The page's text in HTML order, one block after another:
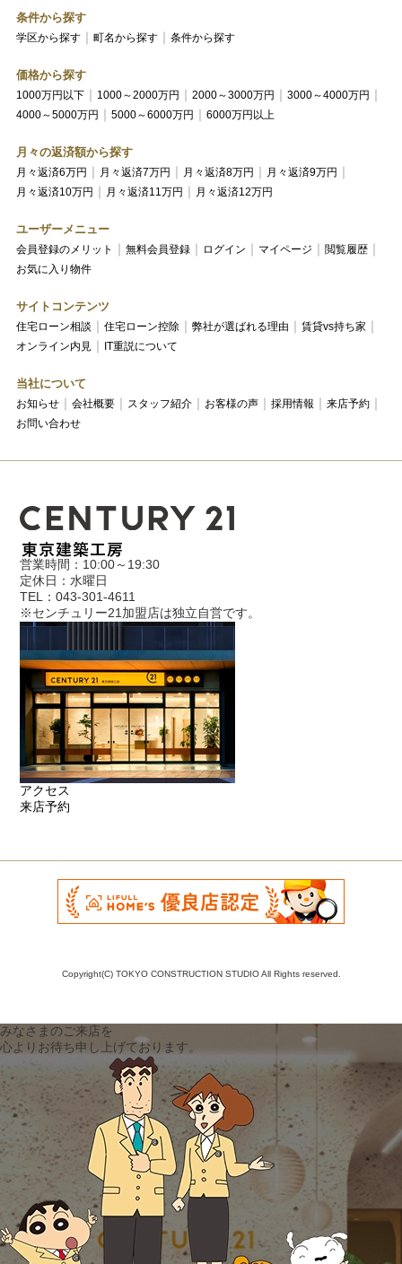
条件から探す
学区から探す 町名から探す 条件から探す
価格から探す
1000万円以下 1000～2000万円 2000～3000万円
3000～4000万円
4000～5000万円
5000～6000万円 6000万円以上
月々の返済額から探す
月々返済6万円 月々返済7万円 月々返済8万円
月々返済9万円
月々返済10万円
月々返済11万円 月々返済12万円
ユーザーメニュー
会員登録のメリット 無料会員登録 ログイン マイページ
閲覧履歴
お気に入り物件
サイトコンテンツ
住宅ローン相談 住宅ローン控除 弊社が選ばれる理由
賃貸vs持ち家
オンライン内見
IT重説について
当社について
お知らせ 会社概要 スタッフ紹介 お客様の声 採用情報
来店予約
お問い合わせ
営業時間：10:00～19:30
定休日：水曜日
TEL：043-301-4611
※センチュリー21加盟店は独立自営です。
アクセス
来店予約
Copyright(C) TOKYO CONSTRUCTION STUDIO All Rights reserved.
みなさまのご来店を
心よりお待ち申し上げております。